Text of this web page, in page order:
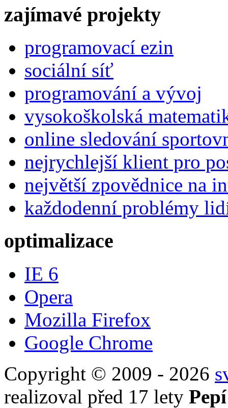
zajímavé projekty
programovací ezin
sociální síť
programování a vývoj
vysokoškolská
online sledování
nejrychlejší klient pro
největší zpovědnice na
každodenní problémy
optimalizace
IE 6
Opera
Mozilla Firefox
Google Chrome
Copyright © 2009 - 2026
realizoval před 17 lety